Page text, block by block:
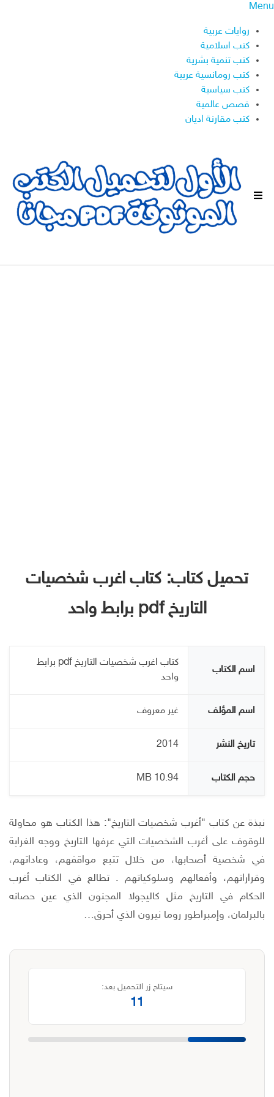
Menu
روايات عربية
كتب اسلامية
كتب تنمية بشرية
كتب رومانسية عربية
كتب سياسية
قصص عالمية
كتب مقارنة اديان
ا
تحميل كتاب: كتاب اغرب شخصيات
التاريخ pdf برابط واحد
اسم الكتاب
كتاب اغرب شخصيات التاريخ pdf برابط
واحد
اسم المؤلف غير معروف
تاريخ النشر 2014
حجم الكتاب 10.94 MB
نبذة عن كتاب "أغرب شخصيات التاريخ": هذا الكتاب هو محاولة
للوقوف على أغرب الشخصيات التي عرفها التاريخ ووجه الغرابة
في شخصية أصحابها، من خلال تتبع مواقفهم، وعاداتهم،
وقراراتهم، وأفعالهم وسلوكياتهم . تطالع في الكتاب أغرب
الحكام في التاريخ مثل كاليجولا المجنون الذي عين حصانه
بالبرلمان، وإمبراطور روما نيرون الذي أحرق…
سيتاح زر التحميل بعد:
11